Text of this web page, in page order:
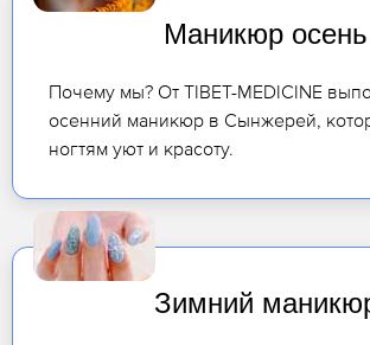
Маникюр осень
Почему мы? От TIBET-MEDICINE
осенний маникюр в Сынжерей,
ногтям уют и красоту.
Зимний